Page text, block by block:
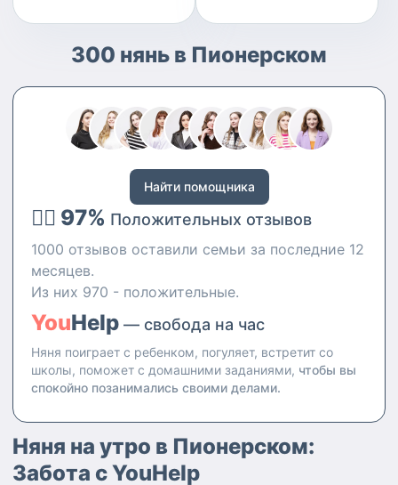
300 нянь в Пионерском
Найти помощника
👍🏻 97% Положительных отзывов
1000 отзывов оставили семьи за последние 12
месяцев.
Из них 970 - положительные.
YouHelp — свобода на час
Няня поиграет с ребенком, погуляет, встретит со
школы, поможет с домашними заданиями, чтобы вы
спокойно позанимались своими делами.
Няня на утро в Пионерском:
Забота с YouHelp